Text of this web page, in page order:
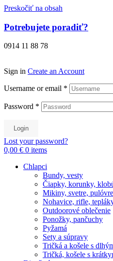
Preskočiť na obsah
Potrebujete poradiť?
0914 11 88 78
Sign in Create an Account
Username or email *
Password *
Login
Lost your password?
0,00 € 0 items
Chlapci
Bundy, vesty
Čiapky, korunky,
Mikiny, svetre, pulóvre
Nohavice, rifle,
Outdoorové oblečenie
Ponožky, pančuchy
Pyžamá
Sety a súpravy
Tričká a košele s
Tričká, košele s